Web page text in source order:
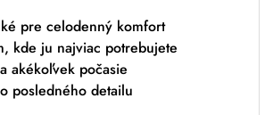
pre celodenný komfort
kde ju najviac potrebujete
akékoľvek počasie
posledného detailu